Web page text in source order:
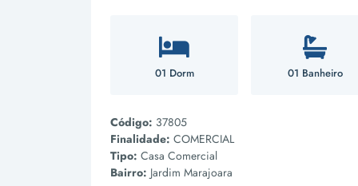
01 Dorm 01 Banheiro
Código: 37805
Finalidade: COMERCIAL
Tipo: Casa Comercial
Bairro: Jardim Marajoara